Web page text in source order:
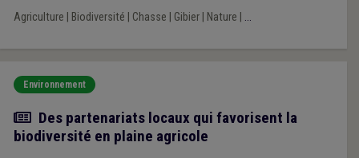
Agriculture Biodiversité Chasse Gibier| Nature ...
Environnement
Article
Des partenariats locaux qui favorisent la
biodiversité en plaine agricole